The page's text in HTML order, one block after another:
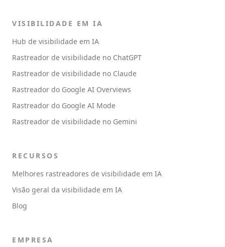
VISIBILIDADE EM IA
Hub de visibilidade em IA
Rastreador de visibilidade no ChatGPT
Rastreador de visibilidade no Claude
Rastreador do Google AI Overviews
Rastreador do Google AI Mode
Rastreador de visibilidade no Gemini
RECURSOS
Melhores rastreadores de visibilidade em IA
Visão geral da visibilidade em IA
Blog
EMPRESA